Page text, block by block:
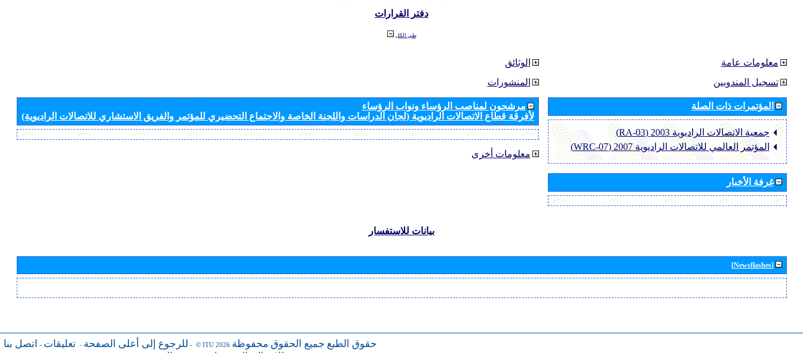
دفتر القرارات
طي الكل
الوثائق
المنشورات
مرشحون لمناصب الرؤساء ونواب الرؤساء
لأفرقة قطاع الاتصالات الراديوية (لجان الدراسات واللجنة الخاصة والاجتماع التحضيري للمؤتمر والفريق الاستشاري للاتصالات الراديوية)
معلومات أخرى
معلومات عامة
تسجيل المندوبين
المؤتمرات ذات الصلة
جمعية الاتصالات الراديوية 2003 (RA-03)
المؤتمر العالمي للاتصالات الراديوية 2007 (WRC-07)
غرفة الأخبار
بيانات للاستفسار
[Newsflashes]
للرجوع إلى أعلى الصفحة - تعليقات - اتصل بنا - © ITU 2026 حقوق الطبع جميع الحقوق محفوظة